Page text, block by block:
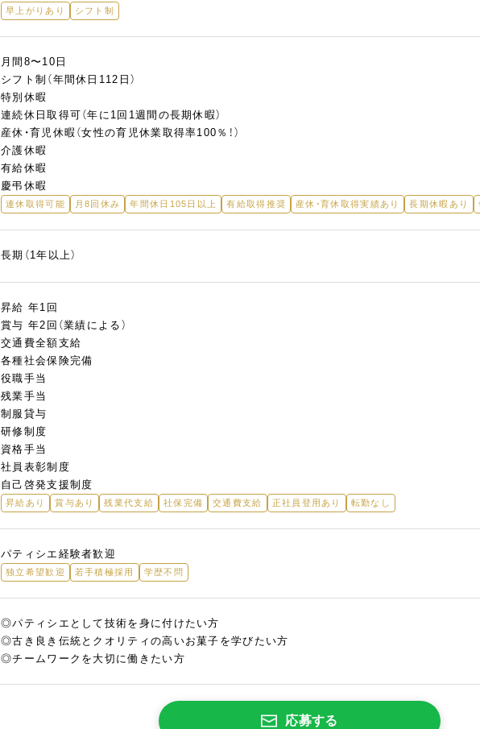
早上がりあり シフト制
月間8〜10日
シフト制（年間休日112日）
特別休暇
連続休日取得可（年に1回1週間の長期休暇）
産休・育児休暇（女性の育児休業取得率100％！）
介護休暇
有給休暇
慶弔休暇
連休取得可能 月8回休み 年間休日105日以上 有給取得推奨 産休・育休取得実績あり 長期休暇あり
長期（1年以上）
昇給 年1回
賞与 年2回（業績による）
交通費全額支給
各種社会保険完備
役職手当
残業手当
制服貸与
研修制度
資格手当
社員表彰制度
自己啓発支援制度
昇給あり 賞与あり 残業代支給 社保完備 交通費支給 正社員登用あり 転勤なし
パティシエ経験者歓迎
独立希望歓迎 若手積極採用 学歴不問
◎パティシエとして技術を身に付けたい方
◎古き良き伝統とクオリティの高いお菓子を学びたい方
◎チームワークを大切に働きたい方
応募する